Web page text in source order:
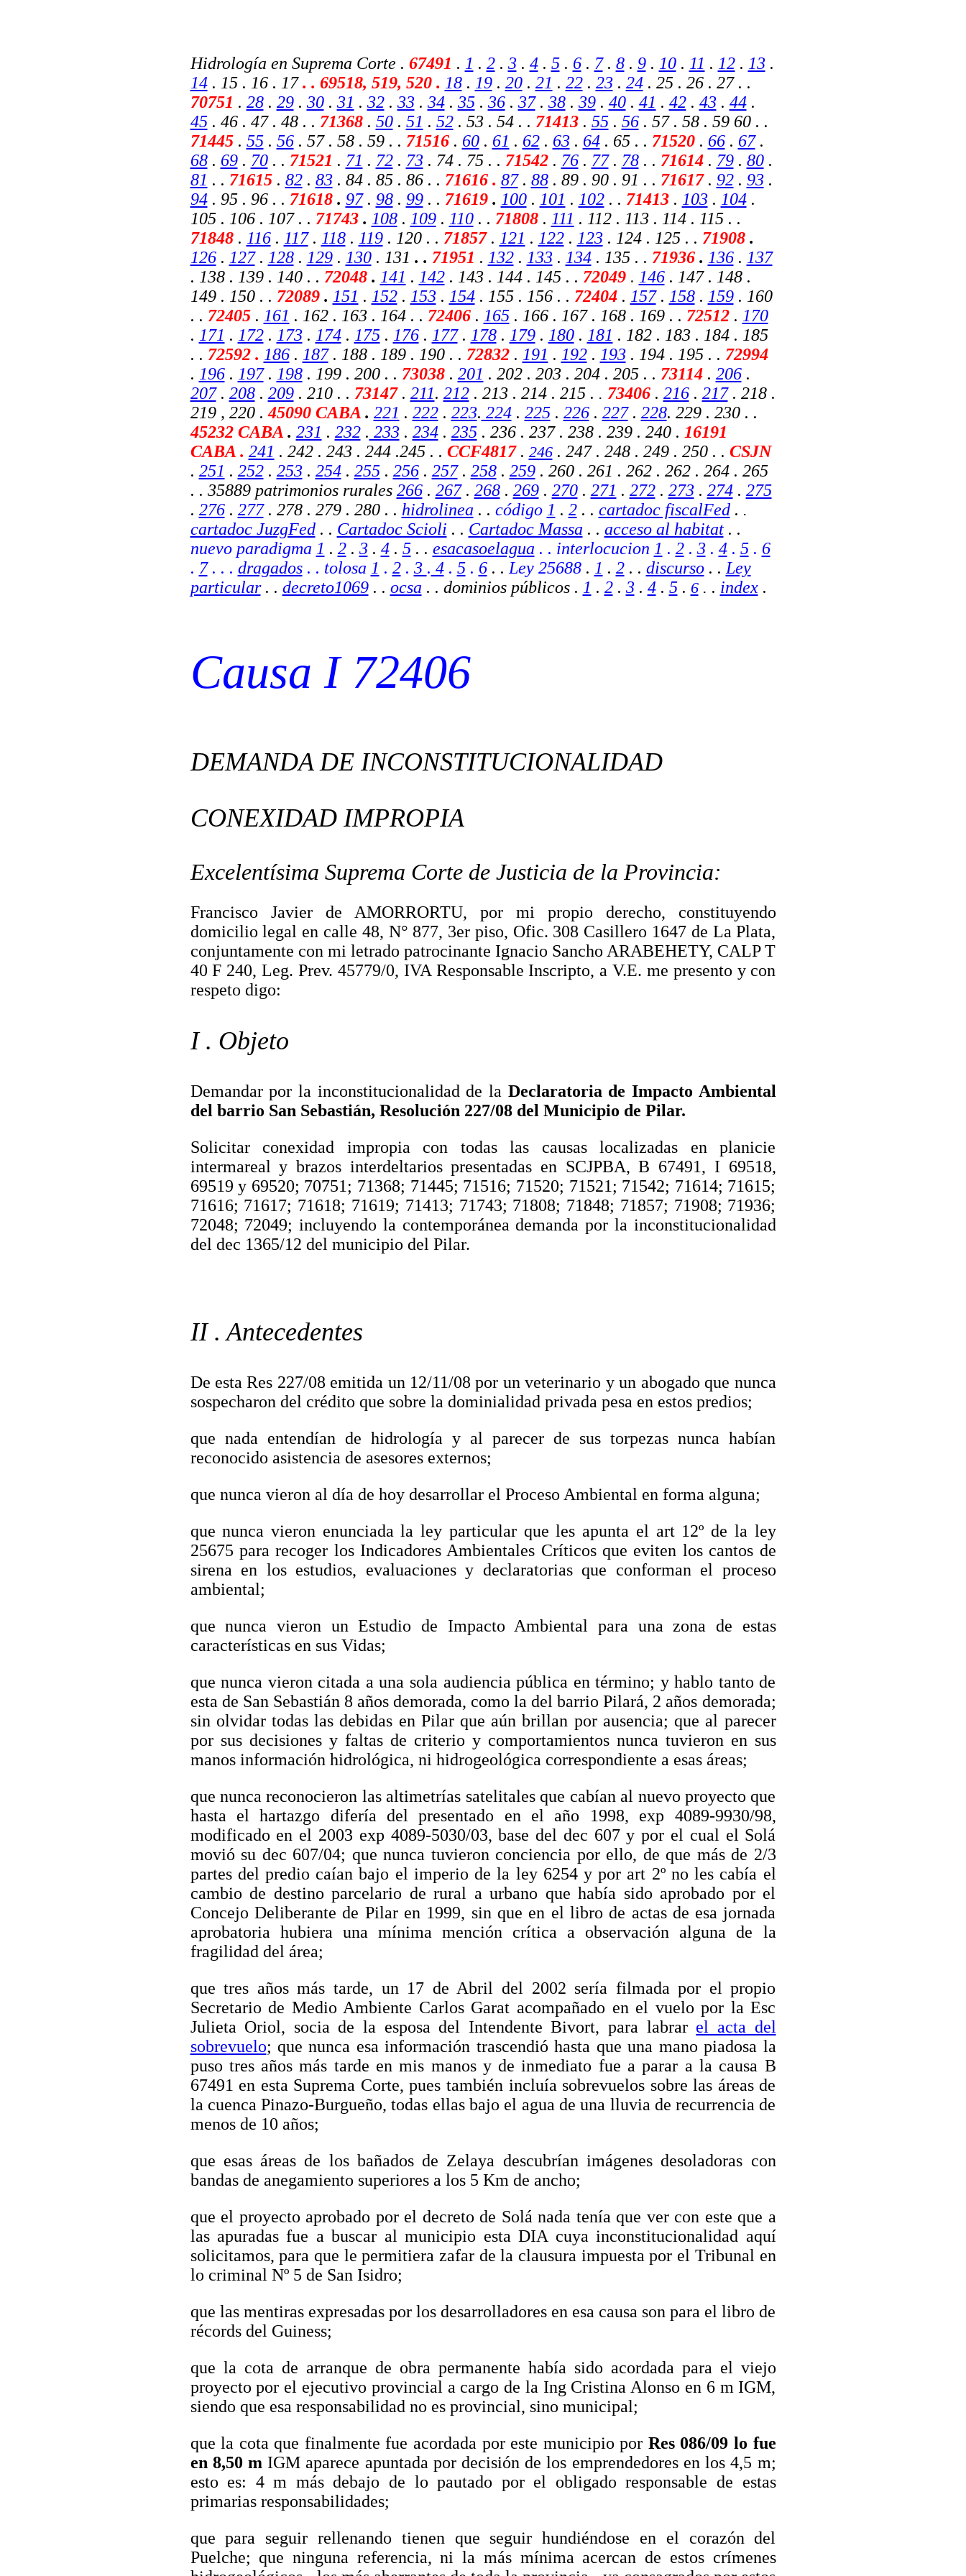
Hidrología en Suprema Corte . 67491 . 1 . 2. 3. 4. 5. 6. 7. 8. 9. 10. 11 . 12. 13.
14. 15 . 16 . 17. . 69518, 519, 520 . 18. 19. 20. 21 . 22. 23. 24. 25 . 26 . 27 . .
70751 . 28. 29. 30. 31 . 32. 33. 34. 35. 36. 37. 38. 39. 40. 41 . 42. 43. 44.
45. 46 . 47 . 48 . . 71368. 50. 51 . 52. 53 . 54 . . 71413 . 55. 56. 57 . 58 . 59 60 . .
71445 . 55. 56. 57 . 58 . 59 . . 71516 . 60. 61 . 62. 63. 64. 65 . . 71520. 66. 67.
68. 69. 70. . 71521 . 71 . 72. 73. 74 . 75 . . 71542. 76. 77. 78. . 71614. 79. 80.
81 . . 71615 . 82. 83. 84 . 85 . 86 . . 71616 . 87. 88. 89 . 90 . 91 . . 71617 . 92. 93.
94. 95 . 96 . . 71618 . 97. 98. 99. . 71619 . 100. 101 . 102. . 71413. 103. 104.
105 . 106 . 107 . . 71743 . 108. 109. 110. . 71808. 111 . 112 . 113 . 114 . 115 . .
71848. 116. 117. 118. 119. 120 . . 71857. 121 . 122. 123. 124 . 125 . . 71908 .
126 . 127 . 128 . 129 . 130 . 131 . . 71951 . 132. 133. 134. 135 . . 71936. 136. 137
. 138 . 139 . 140 . . 72048 . 141 . 142. 143 . 144 . 145 . . 72049. 146. 147 . 148 .
149 . 150 . . 72089 . 151 . 152. 153. 154. 155 . 156 . . 72404. 157. 158. 159. 160
. . 72405. 161 . 162 . 163 . 164 . . 72406. 165. 166 . 167 . 168 . 169 . . 72512. 170
. 171 . 172. 173. 174. 175 . 176. 177. 178. 179. 180. 181 . 182 . 183 . 184 . 185
. . 72592 . 186. 187. 188 . 189 . 190 . . 72832. 191 . 192. 193. 194 . 195 . . 72994
. 196. 197. 198. 199 . 200 . . 73038. 201 . 202 . 203 . 204 . 205 . . 73114. 206.
207. 208. 209. 210 . . 73147. 211. 212. 213 . 214 . 215 . . 73406. 216. 217. 218 .
219 , 220 .45090 CABA . 221 . 222. 223. 224. 225. 226. 227. 228. 229 . 230 . .
45232 CABA . 231 . 232. 233. 234. 235. 236 . 237 . 238 . 239 . 240 . 16191
CABA . 241 . 242 . 243 . 244 .245 . . CCF4817. 246. 247 . 248 . 249 . 250 . . CSJN
. 251 . 252. 253. 254. 255. 256. 257. 258. 259. 260 . 261 . 262 . 262 . 264 . 265
. . 35889 patrimonios rurales 266. 267. 268. 269. 270. 271 . 272. 273. 274. 275
. 276. 277. 278 . 279 . 280 . . hidrolinea . . código 1 . 2 . . cartadoc fiscalFed . .
cartadoc JuzgFed . . Cartadoc Scioli . . Cartadoc Massa . . acceso al habitat . .
nuevo paradigma 1 . 2 . 3 . 4 . 5 . . esacasoelagua . . interlocucion 1 . 2. 3. 4. 5. 6
. 7. . . dragados. . tolosa 1 . 2. 3 . 4. 5. 6. . Ley 25688. 1 . 2. . discurso. . Ley
particular. . decreto1069. . ocsa . . dominios públicos . 1 . 2. 3. 4. 5. 6. . index.
Causa I 72406
DEMANDA DE INCONSTITUCIONALIDAD
CONEXIDAD IMPROPIA
Excelentísima Suprema Corte de Justicia de la Provincia:
Francisco Javier de AMORRORTU, por mi propio derecho, constituyendo
domicilio legal en calle 48, N° 877, 3er piso, Ofic. 308 Casillero 1647 de La Plata,
conjuntamente con mi letrado patrocinante Ignacio Sancho ARABEHETY, CALP T
40 F 240, Leg. Prev. 45779/0, IVA Responsable Inscripto, a V.E. me presento y con
respeto digo:
I . Objeto
Demandar por la inconstitucionalidad de la Declaratoria de Impacto Ambiental
del barrio San Sebastián, Resolución 227/08 del Municipio de Pilar.
Solicitar conexidad impropia con todas las causas localizadas en planicie
intermareal y brazos interdeltarios presentadas en SCJPBA, B 67491, I 69518,
69519 y 69520; 70751; 71368; 71445; 71516; 71520; 71521; 71542; 71614; 71615;
71616; 71617; 71618; 71619; 71413; 71743; 71808; 71848; 71857; 71908; 71936;
72048; 72049; incluyendo la contemporánea demanda por la inconstitucionalidad
del dec 1365/12 del municipio del Pilar.
II . Antecedentes
De esta Res 227/08 emitida un 12/11/08 por un veterinario y un abogado que nunca
sospecharon del crédito que sobre la dominialidad privada pesa en estos predios;
que nada entendían de hidrología y al parecer de sus torpezas nunca habían
reconocido asistencia de asesores externos;
que nunca vieron al día de hoy desarrollar el Proceso Ambiental en forma alguna;
que nunca vieron enunciada la ley particular que les apunta el art 12º de la ley
25675 para recoger los Indicadores Ambientales Críticos que eviten los cantos de
sirena en los estudios, evaluaciones y declaratorias que conforman el proceso
ambiental;
que nunca vieron un Estudio de Impacto Ambiental para una zona de estas
características en sus Vidas;
que nunca vieron citada a una sola audiencia pública en término; y hablo tanto de
esta de San Sebastián 8 años demorada, como la del barrio Pilará, 2 años demorada;
sin olvidar todas las debidas en Pilar que aún brillan por ausencia; que al parecer
por sus decisiones y faltas de criterio y comportamientos nunca tuvieron en sus
manos información hidrológica, ni hidrogeológica correspondiente a esas áreas;
que nunca reconocieron las altimetrías satelitales que cabían al nuevo proyecto que
hasta el hartazgo difería del presentado en el año 1998, exp 4089-9930/98,
modificado en el 2003 exp 4089-5030/03, base del dec 607 y por el cual el Solá
movió su dec 607/04; que nunca tuvieron conciencia por ello, de que más de 2/3
partes del predio caían bajo el imperio de la ley 6254 y por art 2º no les cabía el
cambio de destino parcelario de rural a urbano que había sido aprobado por el
Concejo Deliberante de Pilar en 1999, sin que en el libro de actas de esa jornada
aprobatoria hubiera una mínima mención crítica a observación alguna de la
fragilidad del área;
que tres años más tarde, un 17 de Abril del 2002 sería filmada por el propio
Secretario de Medio Ambiente Carlos Garat acompañado en el vuelo por la Esc
Julieta Oriol, socia de la esposa del Intendente Bivort, para labrar el acta del
sobrevuelo; que nunca esa información trascendió hasta que una mano piadosa la
puso tres años más tarde en mis manos y de inmediato fue a parar a la causa B
67491 en esta Suprema Corte, pues también incluía sobrevuelos sobre las áreas de
la cuenca Pinazo-Burgueño, todas ellas bajo el agua de una lluvia de recurrencia de
menos de 10 años;
que esas áreas de los bañados de Zelaya descubrían imágenes desoladoras con
bandas de anegamiento superiores a los 5 Km de ancho;
que el proyecto aprobado por el decreto de Solá nada tenía que ver con este que a
las apuradas fue a buscar al municipio esta DIA cuya inconstitucionalidad aquí
solicitamos, para que le permitiera zafar de la clausura impuesta por el Tribunal en
lo criminal Nº 5 de San Isidro;
que las mentiras expresadas por los desarrolladores en esa causa son para el libro de
récords del Guiness;
que la cota de arranque de obra permanente había sido acordada para el viejo
proyecto por el ejecutivo provincial a cargo de la Ing Cristina Alonso en 6 m IGM,
siendo que esa responsabilidad no es provincial, sino municipal;
que la cota que finalmente fue acordada por este municipio por Res 086/09 lo fue
en 8,50 m IGM aparece apuntada por decisión de los emprendedores en los 4,5 m;
esto es: 4 m más debajo de lo pautado por el obligado responsable de estas
primarias responsabilidades;
que para seguir rellenando tienen que seguir hundiéndose en el corazón del
Puelche; que ninguna referencia, ni la más mínima acercan de estos crímenes